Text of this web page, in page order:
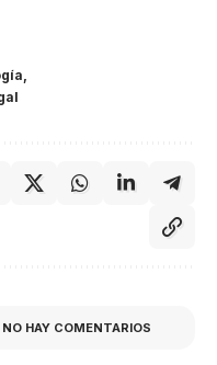
NO HAY COMENTARIOS